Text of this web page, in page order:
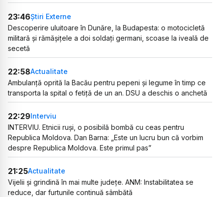
23:46Știri Externe
Descoperire uluitoare în Dunăre, la Budapesta: o motocicletă
militară și rămășițele a doi soldați germani, scoase la iveală de
secetă
22:58Actualitate
Ambulanță oprită la Bacău pentru pepeni și legume în timp ce
transporta la spital o fetiță de un an. DSU a deschis o anchetă
22:29Interviu
INTERVIU. Etnicii ruși, o posibilă bombă cu ceas pentru
Republica Moldova. Dan Barna: „Este un lucru bun că vorbim
despre Republica Moldova. Este primul pas”
21:25Actualitate
Vijelii și grindină în mai multe județe. ANM: Instabilitatea se
reduce, dar furtunile continuă sâmbătă